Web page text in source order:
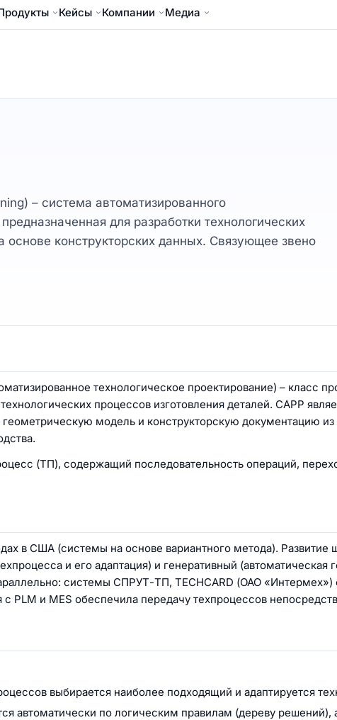
Кейсы Компании Медиа
– система автоматизированного
для разработки технологических
основе конструкторских данных. Связующее звено
технологическое проектирование) – класс
процессов изготовления деталей. CAPP
модель и конструкторскую документацию из
(ТП), содержащий последовательность операций,
в США (системы на основе вариантного метода). Развитие
и его адаптация) и генеративный (автоматическая
системы СПРУТ-ТП, TECHCARD (ОАО «Интермех»)
PLM и MES обеспечила передачу техпроцессов
выбирается наиболее подходящий и адаптируется
автоматически по логическим правилам (дереву